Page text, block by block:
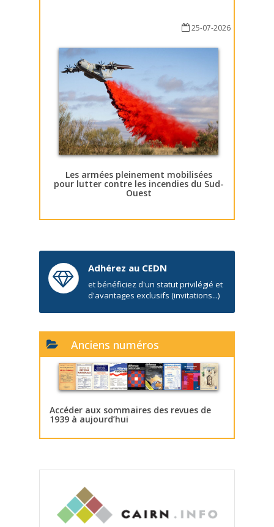
25-07-2026
Les armées pleinement mobilisées
pour lutter contre les incendies du Sud-
Ouest
Adhérez au CEDN
et bénéficiez d'un statut privilégié et
d'avantages exclusifs (invitations...)
Anciens numéros
Accéder aux sommaires des revues de
1939 à aujourd’hui